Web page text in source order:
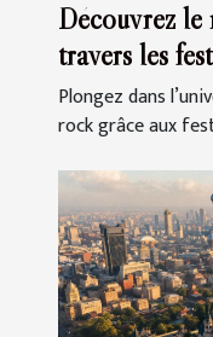
Découvrez
travers les
Plongez dans
rock grâce aux